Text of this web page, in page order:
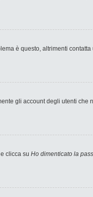
è questo, altrimenti
gli account degli utenti
clicca su Ho dimenticato la